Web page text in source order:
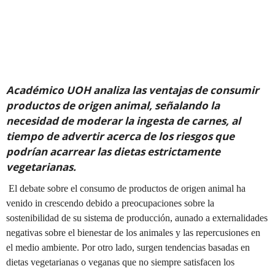
Académico UOH analiza las ventajas de consumir
productos de origen animal, señalando la
necesidad de moderar la ingesta de carnes, al
tiempo de advertir acerca de los riesgos que
podrían acarrear las dietas estrictamente
vegetarianas.
El debate sobre el consumo de productos de origen animal ha
venido in crescendo debido a preocupaciones sobre la
sostenibilidad de su sistema de producción, aunado a externalidades
negativas sobre el bienestar de los animales y las repercusiones en
el medio ambiente. Por otro lado, surgen tendencias basadas en
dietas vegetarianas o veganas que no siempre satisfacen los